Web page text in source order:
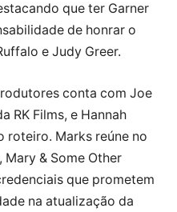
que ter Garner
de honrar o
e Judy Greer.
conta com Joe
RK Films, e Hannah
roteiro. Marks reúne no
& Some Other
que prometem
na atualização da